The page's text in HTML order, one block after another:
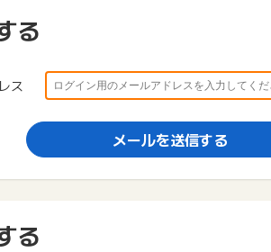
る
ス
メールを送信する
る